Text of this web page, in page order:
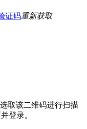
证码重新获取
取该二维码进行扫描
登录。